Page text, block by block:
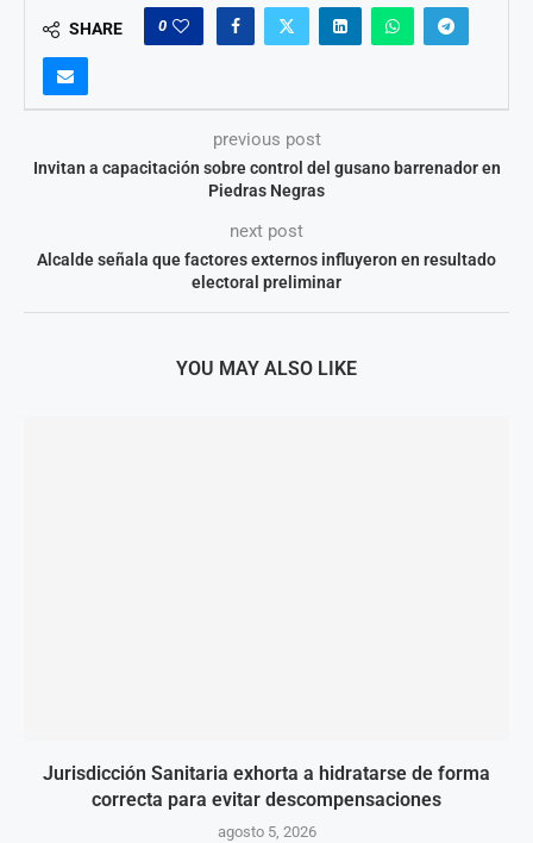
SHARE 0
previous post
Invitan a capacitación sobre control del gusano barrenador en
Piedras Negras
next post
Alcalde señala que factores externos influyeron en resultado
electoral preliminar
YOU MAY ALSO LIKE
Jurisdicción Sanitaria exhorta a hidratarse de forma
correcta para evitar descompensaciones
agosto 5, 2026